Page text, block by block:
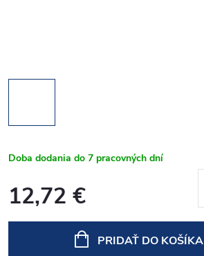
Doba dodania do 7 pracovných dní
12,72 €
PRIDAŤ DO KOŠÍKA